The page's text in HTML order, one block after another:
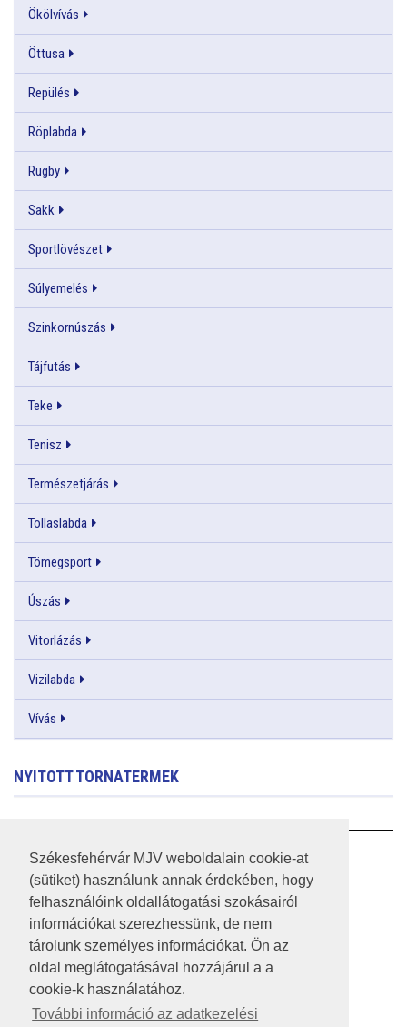
Székesfehérvár MJV weboldalain cookie-at
(sütiket) használunk annak érdekében, hogy
felhasználóink oldallátogatási szokásairól
információkat szerezhessünk, de nem
tárolunk személyes információkat. Ön az
oldal meglátogatásával hozzájárul a a
cookie-k használatához.
További információ az adatkezelési
Ökölvívás
Öttusa
Repülés
Röplabda
Rugby
Sakk
Sportlövészet
Súlyemelés
Szinkornúszás
Tájfutás
Teke
Tenisz
Természetjárás
Tollaslabda
Tömegsport
Úszás
Vitorlázás
Vizilabda
Vívás
NYITOTT TORNATERMEK
RSS
A HONLAP 2017.03.31-I ÁLLAPOTA
JOGI NYILATKOZAT
IMPRESSZUM